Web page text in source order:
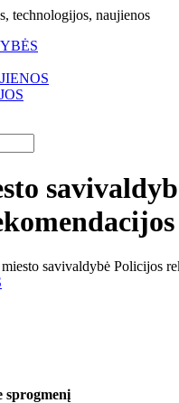
technologijos, naujienos
savivaldybė Policijos
sprogmenį